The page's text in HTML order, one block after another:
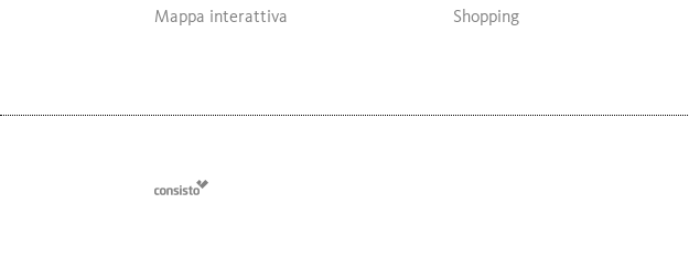
Mappa interattiva
Shopping